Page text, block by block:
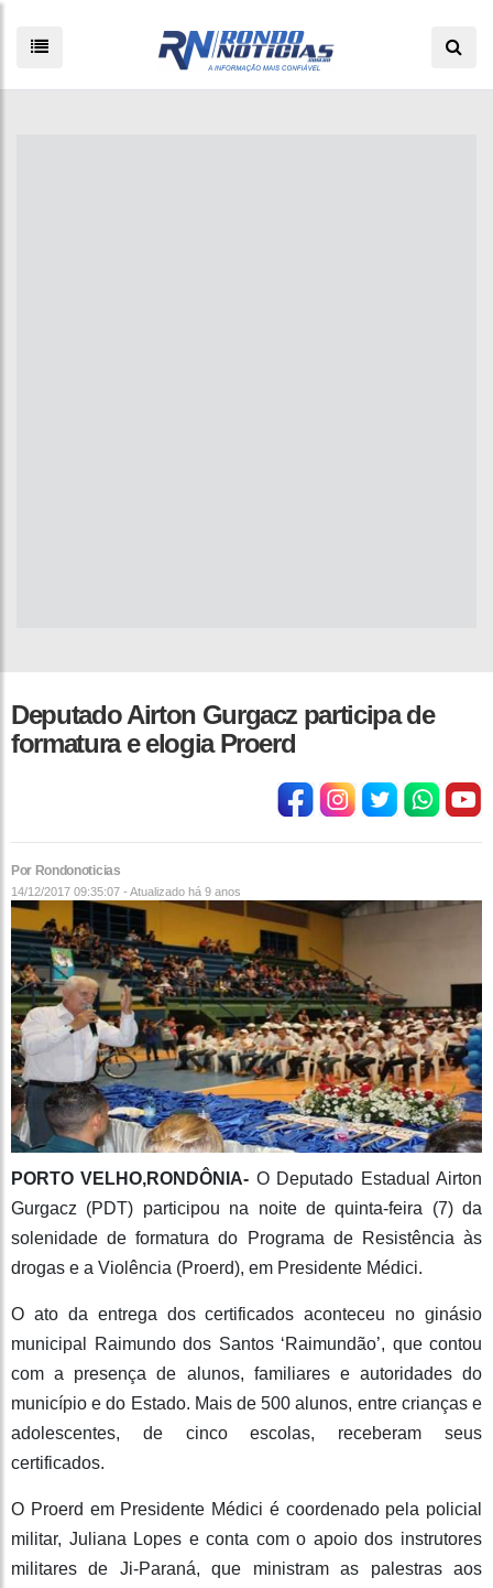
Deputado Airton Gurgacz participa de
formatura e elogia Proerd
Por Rondonoticias
14/12/2017 09:35:07 - Atualizado há 9 anos
PORTO VELHO,RONDÔNIA- O Deputado Estadual Airton
Gurgacz (PDT) participou na noite de quinta-feira (7) da
solenidade de formatura do Programa de Resistência às
drogas e a Violência (Proerd), em Presidente Médici.
O ato da entrega dos certificados aconteceu no ginásio
municipal Raimundo dos Santos ‘Raimundão’, que contou
com a presença de alunos, familiares e autoridades do
município e do Estado. Mais de 500 alunos, entre crianças e
adolescentes, de cinco escolas, receberam seus
certificados.
O Proerd em Presidente Médici é coordenado pela policial
militar, Juliana Lopes e conta com o apoio dos instrutores
militares de Ji-Paraná, que ministram as palestras aos